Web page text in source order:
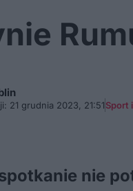
21 grudnia 2023, 21:51Sport
nie